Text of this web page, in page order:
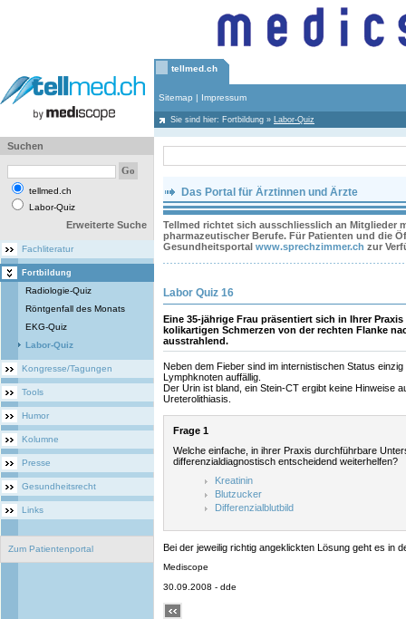
tellmed.ch
Sitemap | Impressum
Sie sind hier: Fortbildung » Labor-Quiz
Suchen
tellmed.ch
Labor-Quiz
Erweiterte Suche
Fachliteratur
Fortbildung
Radiologie-Quiz
Röntgenfall des Monats
EKG-Quiz
Labor-Quiz
Kongresse/Tagungen
Tools
Humor
Kolumne
Presse
Gesundheitsrecht
Links
Zum Patientenportal
Das Portal für Ärztinnen und Ärzte
Tellmed richtet sich ausschliesslich an Mitglieder
pharmazeutischer Berufe. Für Patienten und die
Gesundheitsportal www.sprechzimmer.ch zur
Labor Quiz 16
Eine 35-jährige Frau präsentiert sich in Ihrer
kolikartigen Schmerzen von der rechten Flanke
ausstrahlend.
Neben dem Fieber sind im internistischen Status
Lymphknoten auffällig.
Der Urin ist bland, ein Stein-CT ergibt keine Hinweise
Ureterolithiasis.
Frage 1
Welche einfache, in ihrer Praxis durchführbare
differenzialdiagnostisch entscheidend weiterhelfen?
Kreatinin
Blutzucker
Differenzialblutbild
Bei der jeweilig richtig angeklickten Lösung geht es in
Mediscope
30.09.2008 - dde